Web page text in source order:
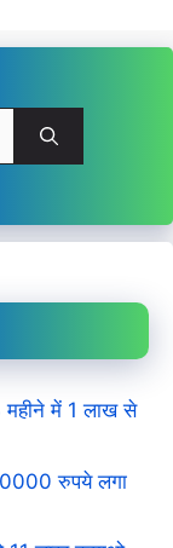
में 1 लाख से
रुपये लगा